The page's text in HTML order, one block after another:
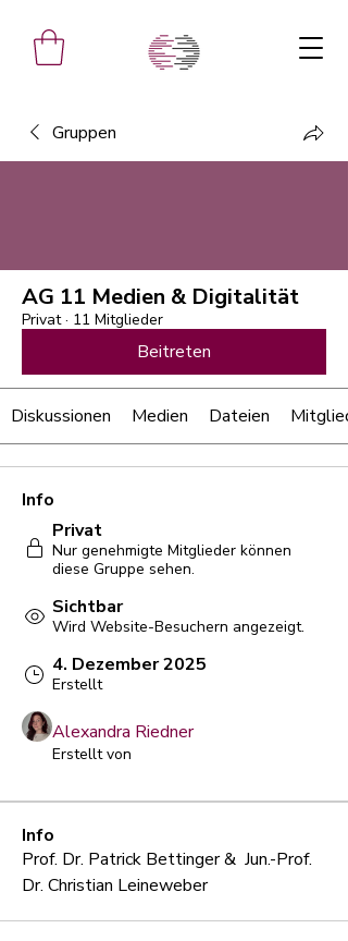
Gruppen
AG 11 Medien & Digitalität
Privat · 11 Mitglieder
Beitreten
Diskussionen Medien Dateien
Info
Privat
Nur genehmigte Mitglieder können
diese Gruppe sehen.
Sichtbar
Wird Website-Besuchern angezeigt.
4. Dezember 2025
Erstellt
Alexandra Riedner
Erstellt von
Info
Prof. Dr. Patrick Bettinger &  Jun.-Prof.
Dr. Christian Leineweber